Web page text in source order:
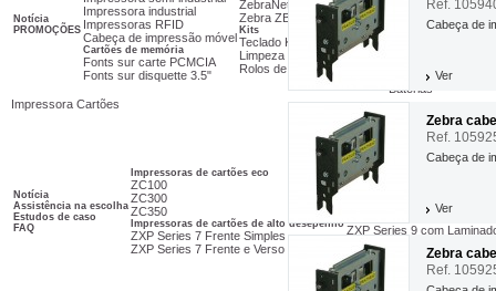
Notícia
PROMOÇÕES
Impressora industrial
Impressoras RFID
Cabeça de impressão móvel
Cartões de memória
Fonts sur carte PCMCIA
Fonts sur disquette 3.5"
ZebraNet Bridge Enterprise
Zebra ZBI Enablement Kits
Kits
Teclado KDU Plus
Limpeza das impressoras
Rolos de tração (Platen)
ZebraCare S4M
ZebraCare
Carregadores
Baterias
Impressora Cartões
Notícia
Assistência na escolha
Estudos de caso
FAQ
Impressoras de cartões eco
ZC100
ZC300
ZC350
Impressoras de cartões de alto desepenho
ZXP Series 7 Frente Simples
ZXP Series 7 Frente e Verso
ZXP Series 7 com
ZXP Series 8 com
ZXP Series 9 com
Ref.
Cabeça de
Ver
Zebra
Ref.
Cabeça de
Ver
Zebra
Ref.